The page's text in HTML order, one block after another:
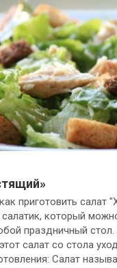
приготовить салат
который
праздничный
салат со стола
Салат